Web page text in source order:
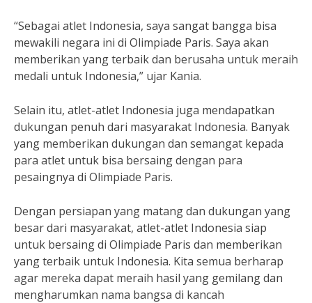
“Sebagai atlet Indonesia, saya sangat bangga bisa
mewakili negara ini di Olimpiade Paris. Saya akan
memberikan yang terbaik dan berusaha untuk meraih
medali untuk Indonesia,” ujar Kania.
Selain itu, atlet-atlet Indonesia juga mendapatkan
dukungan penuh dari masyarakat Indonesia. Banyak
yang memberikan dukungan dan semangat kepada
para atlet untuk bisa bersaing dengan para
pesaingnya di Olimpiade Paris.
Dengan persiapan yang matang dan dukungan yang
besar dari masyarakat, atlet-atlet Indonesia siap
untuk bersaing di Olimpiade Paris dan memberikan
yang terbaik untuk Indonesia. Kita semua berharap
agar mereka dapat meraih hasil yang gemilang dan
mengharumkan nama bangsa di kancah